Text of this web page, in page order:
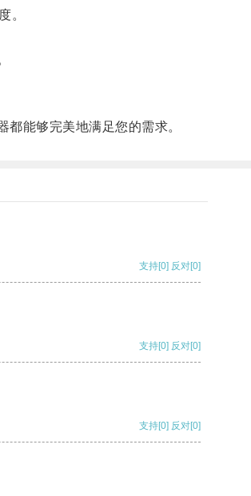
。
能够完美地满足您的需求。
支持[0] 反对[0]
支持[0] 反对[0]
支持[0] 反对[0]